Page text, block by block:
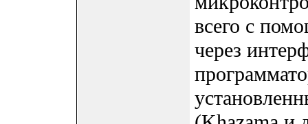
всего с
через